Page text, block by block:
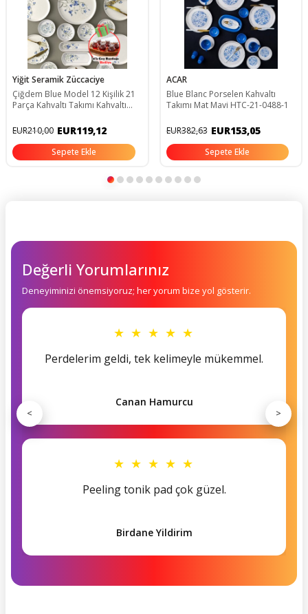
Yiğit Seramik Züccaciye
Çiğdem Blue Model 12 Kişilik 21
Parça Kahvaltı Takımı Kahvaltı
EUR210,00 EUR119,12
Sepete Ekle
ACAR
Blue Blanc Porselen Kahvaltı
Takımı Mat Mavi HTC-21-0488-1
EUR382,63 EUR153,05
Sepete Ekle
Değerli Yorumlarınız
Deneyiminizi önemsiyoruz; her yorum bize yol gösterir.
★ ★ ★ ★ ★
Perdelerim geldi, tek kelimeyle mükemmel.
Canan Hamurcu
★ ★ ★ ★ ★
Peeling tonik pad çok güzel.
Birdane Yildirim
< >